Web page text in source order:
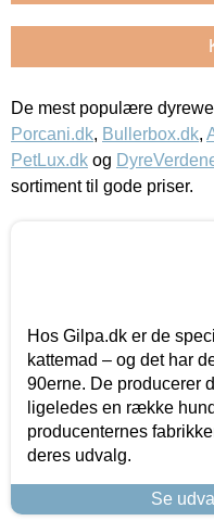
De mest populære
Porcani.dk, Bullerbox.dk,
PetLux.dk og
sortiment til gode priser.
Hos Gilpa.dk er de
kattemad – og det har
90erne. De producerer
ligeledes en række
producenternes
deres udvalg.
Se